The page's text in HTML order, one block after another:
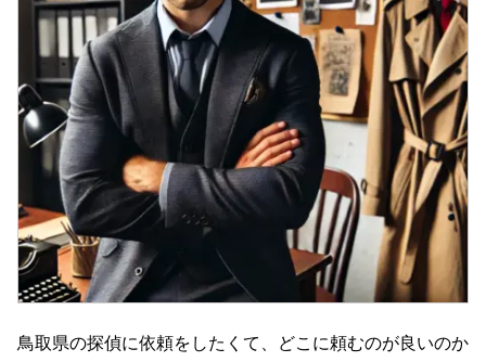
鳥取県の探偵に依頼をしたくて、どこに頼むのが良いのか